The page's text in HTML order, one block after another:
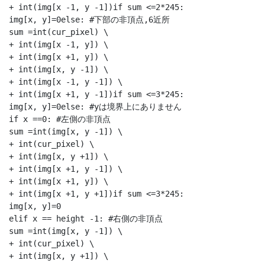
+ int(img[x -1, y -1])if sum <=2*245:
img[x, y]=0else: #下部の非頂点,6近所
sum =int(cur_pixel) \
+ int(img[x -1, y]) \
+ int(img[x +1, y]) \
+ int(img[x, y -1]) \
+ int(img[x -1, y -1]) \
+ int(img[x +1, y -1])if sum <=3*245:
img[x, y]=0else: #yは境界上にありません
if x ==0: #左側の非頂点
sum =int(img[x, y -1]) \
+ int(cur_pixel) \
+ int(img[x, y +1]) \
+ int(img[x +1, y -1]) \
+ int(img[x +1, y]) \
+ int(img[x +1, y +1])if sum <=3*245:
img[x, y]=0
elif x == height -1: #右側の非頂点
sum =int(img[x, y -1]) \
+ int(cur_pixel) \
+ int(img[x, y +1]) \